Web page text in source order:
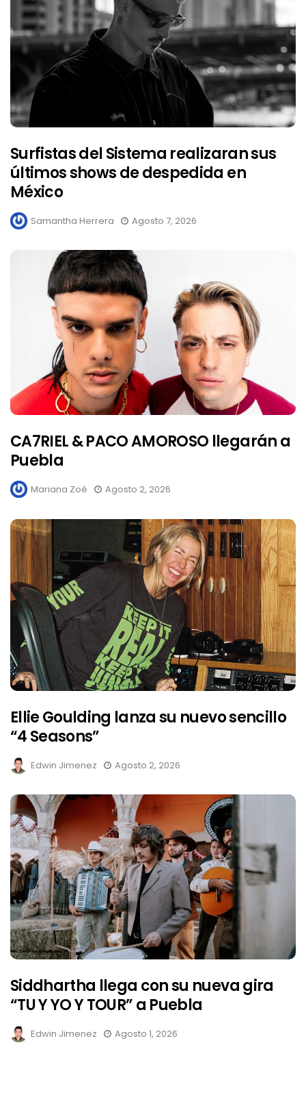
Surfistas del Sistema realizaran sus
últimos shows de despedida en
México
Samantha Herrera Agosto 7, 2026
CA7RIEL & PACO AMOROSO llegarán a
Puebla
Mariana Zoé Agosto 2, 2026
Ellie Goulding lanza su nuevo sencillo
“4 Seasons”
Edwin Jimenez Agosto 2, 2026
Siddhartha llega con su nueva gira
“TU Y YO Y TOUR” a Puebla
Edwin Jimenez Agosto 1, 2026